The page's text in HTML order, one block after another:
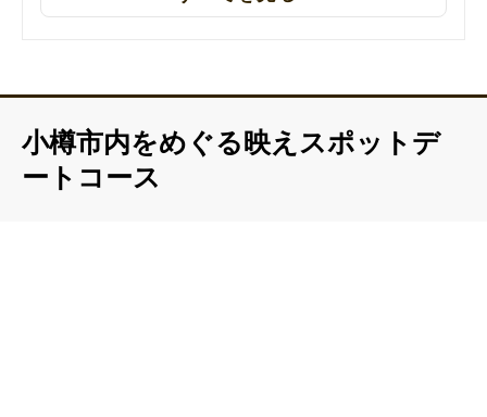
小樽市内をめぐる映えスポットデ
ートコース